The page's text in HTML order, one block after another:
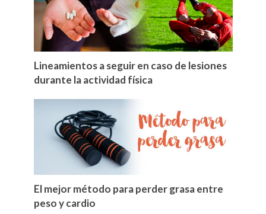
Lineamientos a seguir en caso de lesiones
durante la actividad física
El mejor método para perder grasa entre
peso y cardio